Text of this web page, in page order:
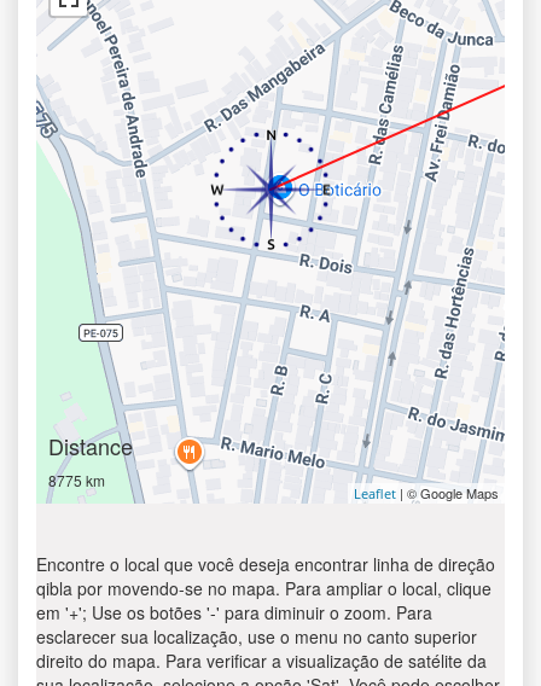
Distance
8775 km
Leaflet | © Google Maps
Encontre o local que você deseja encontrar linha de direção
qibla por movendo-se no mapa. Para ampliar o local, clique
em '+'; Use os botões '-' para diminuir o zoom. Para
esclarecer sua localização, use o menu no canto superior
direito do mapa. Para verificar a visualização de satélite da